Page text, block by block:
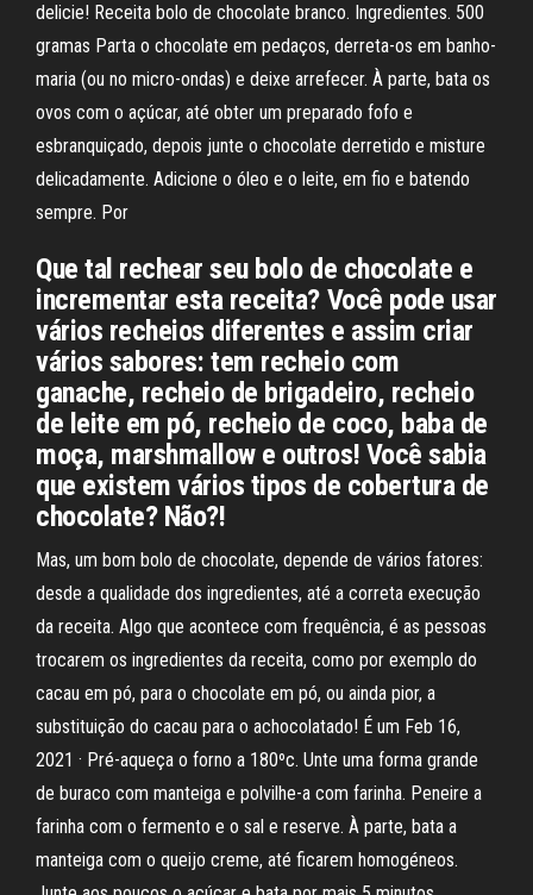
delicie! Receita bolo de chocolate branco. Ingredientes. 500
gramas Parta o chocolate em pedaços, derreta-os em banho-
maria (ou no micro-ondas) e deixe arrefecer. À parte, bata os
ovos com o açúcar, até obter um preparado fofo e
esbranquiçado, depois junte o chocolate derretido e misture
delicadamente. Adicione o óleo e o leite, em fio e batendo
sempre. Por
Que tal rechear seu bolo de chocolate e
incrementar esta receita? Você pode usar
vários recheios diferentes e assim criar
vários sabores: tem recheio com
ganache, recheio de brigadeiro, recheio
de leite em pó, recheio de coco, baba de
moça, marshmallow e outros! Você sabia
que existem vários tipos de cobertura de
chocolate? Não?!
Mas, um bom bolo de chocolate, depende de vários fatores:
desde a qualidade dos ingredientes, até a correta execução
da receita. Algo que acontece com frequência, é as pessoas
trocarem os ingredientes da receita, como por exemplo do
cacau em pó, para o chocolate em pó, ou ainda pior, a
substituição do cacau para o achocolatado! É um Feb 16,
2021 · Pré-aqueça o forno a 180ºc. Unte uma forma grande
de buraco com manteiga e polvilhe-a com farinha. Peneire a
farinha com o fermento e o sal e reserve. À parte, bata a
manteiga com o queijo creme, até ficarem homogéneos.